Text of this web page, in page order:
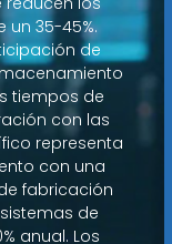
un 35-45%.
de
tiempos de
con las
representa
con una
fabricación
de
anual. Los